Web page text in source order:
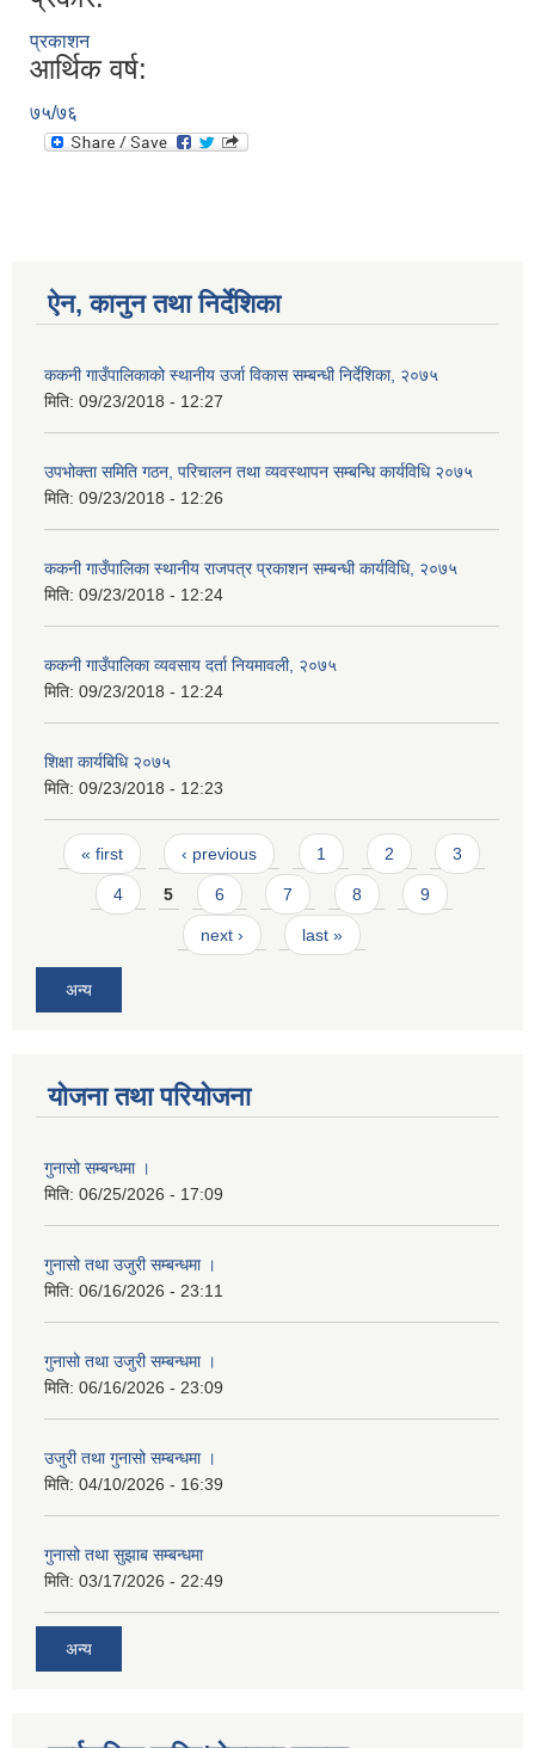
प्रकाशन
आर्थिक वर्ष:
७५/७६
ऐन, कानुन तथा निर्देशिका
ककनी गाउँपालिकाको स्थानीय उर्जा विकास सम्बन्धी निर्देशिका, २०७५
मिति: 09/23/2018 - 12:27
उपभोक्ता समिति गठन, परिचालन तथा व्यवस्थापन सम्बन्धि कार्यविधि २०७५
मिति: 09/23/2018 - 12:26
ककनी गाउँपालिका स्थानीय राजपत्र प्रकाशन सम्बन्धी कार्यविधि, २०७५
मिति: 09/23/2018 - 12:24
ककनी गाउँपालिका व्यवसाय दर्ता नियमावली, २०७५
मिति: 09/23/2018 - 12:24
शिक्षा कार्यबिधि २०७५
मिति: 09/23/2018 - 12:23
Pages
« first ‹ previous 1 2 3
4 5 6 7 8 9
next › last »
अन्य
योजना तथा परियोजना
गुनासो सम्बन्धमा ।
मिति: 06/25/2026 - 17:09
गुनासो तथा उजुरी सम्बन्धमा ।
मिति: 06/16/2026 - 23:11
गुनासो तथा उजुरी सम्बन्धमा ।
मिति: 06/16/2026 - 23:09
उजुरी तथा गुनासो सम्बन्धमा ।
मिति: 04/10/2026 - 16:39
गुनासो तथा सुझाब सम्बन्धमा
मिति: 03/17/2026 - 22:49
अन्य